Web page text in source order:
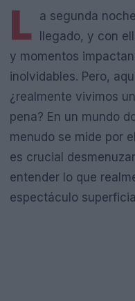
L a segunda
llegado, y con
y momentos
inolvidables. Pero,
¿realmente vivimos
pena? En un mundo
menudo se mide por
es crucial
entender lo que
espectáculo